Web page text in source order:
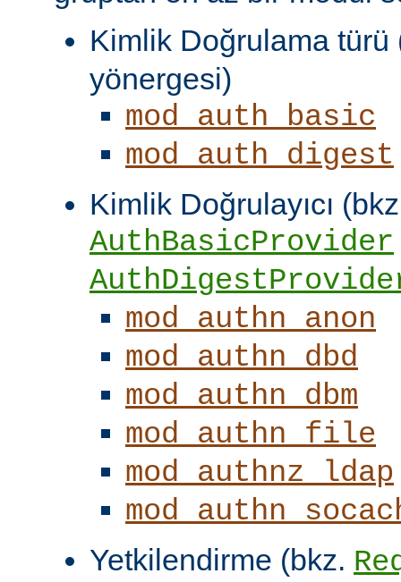
Kimlik Doğrulama
yönergesi)
mod_auth_basic
mod_auth_digest
Kimlik Doğrulayıcı
AuthBasicProvider
mod_authn_anon
mod_authn_dbd
mod_authn_dbm
mod_authn_file
mod_authnz_ldap
Yetkilendirme (bkz.